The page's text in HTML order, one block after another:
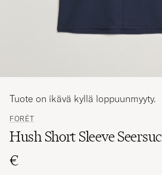
FORÉT
Hush Short Sleeve
€
Tuote on ikävä kyllä loppuunmyyty.